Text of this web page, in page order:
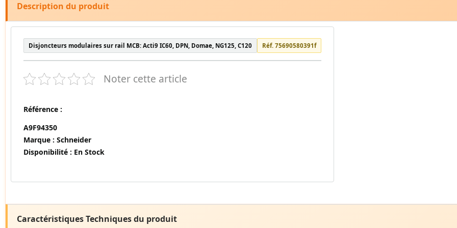
Description du produit
Disjoncteurs modulaires sur rail MCB: Acti9 IC60, DPN, Domae, NG125, C120 Réf. 75690580391f
Noter cette article
Référence :
A9F94350
Marque : Schneider
Disponibilité : En Stock
Caractéristiques Techniques du produit